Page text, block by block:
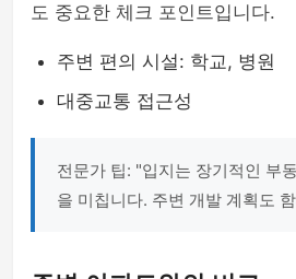
도 중요한 체크 포인트입니다.
주변 편의 시설: 학교, 병원
대중교통 접근성
전문가 팁: "입지는 장기적인 부
을 미칩니다. 주변 개발 계획도